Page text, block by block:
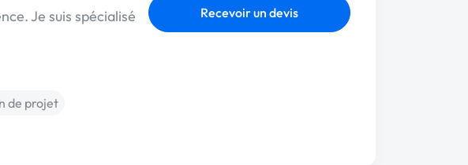
Je suis spécialisé
de projet
Recevoir un devis